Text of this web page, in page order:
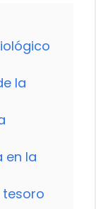
la
en la
tesoro